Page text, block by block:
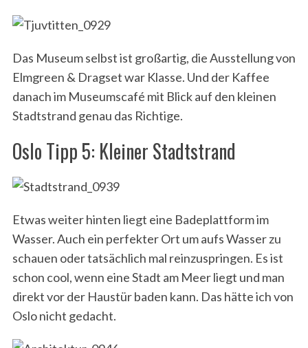
Das Museum selbst ist großartig, die Ausstellung von
Elmgreen & Dragset war Klasse. Und der Kaffee
danach im Museumscafé mit Blick auf den kleinen
Stadtstrand genau das Richtige.
Oslo Tipp 5: Kleiner Stadtstrand
Etwas weiter hinten liegt eine Badeplattform im
Wasser. Auch ein perfekter Ort um aufs Wasser zu
schauen oder tatsächlich mal reinzuspringen. Es ist
schon cool, wenn eine Stadt am Meer liegt und man
direkt vor der Haustür baden kann. Das hätte ich von
Oslo nicht gedacht.